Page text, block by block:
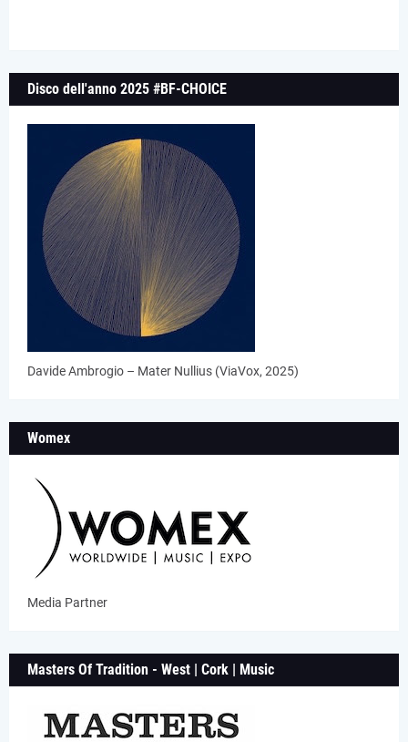
Disco dell'anno 2025 #BF-CHOICE
Davide Ambrogio – Mater Nullius (ViaVox, 2025)
Womex
Media Partner
Masters Of Tradition - West | Cork | Music